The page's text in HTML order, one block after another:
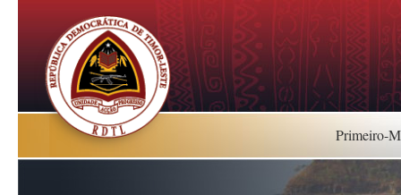
Primeiro-